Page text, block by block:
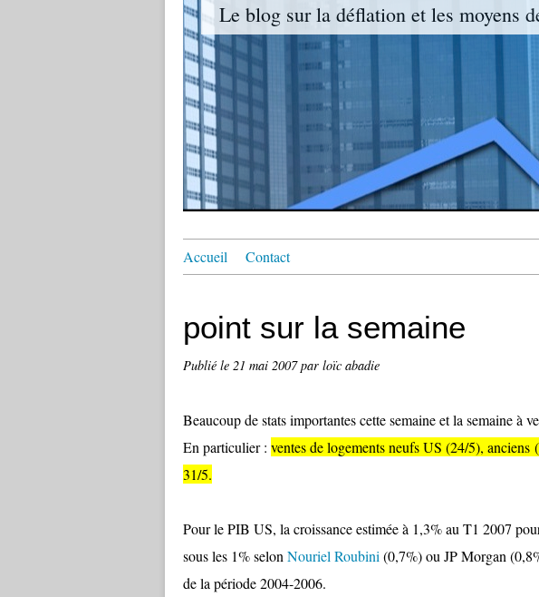
Le blog sur la déflation et les moyens
Accueil Contact
point sur la semaine
Publié le 21 mai 2007par loïc abadie
Beaucoup de stats importantes cette semaine et la semaine à
En particulier : ventes de logements neufs US (24/5),
31/5.
Pour le PIB US, la croissance estimée à 1,3% au T1 2007
sous les 1% selon Nouriel Roubini (0,7%) ou JP Morgan
de la période 2004-2006.